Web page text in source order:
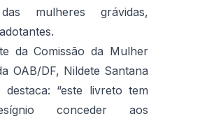
mulheres grávidas,
da Comissão da Mulher
OAB/DF, Nildete Santana
destaca: “este livreto tem
conceder aos